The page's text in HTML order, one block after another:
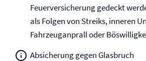
Feuer­versicherung gedeckt
als Folgen von Streiks, inneren
Fahrzeuganprall oder
Absicherung gegen Glasbruch